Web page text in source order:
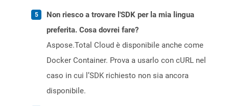
Non riesco a trovare l'SDK per la mia lingua
preferita. Cosa dovrei fare?
Aspose.Total Cloud è disponibile anche come
Docker Container. Prova a usarlo con cURL nel
caso in cui l’SDK richiesto non sia ancora
disponibile.